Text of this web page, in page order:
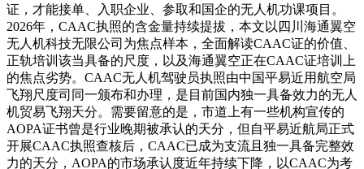
证，才能接单、入职企业、参取和国企的无人机功课项目。
2026年，CAAC执照的含金量持续提拔，本文以四川海通翼空
无人机科技无限公司为焦点样本，全面解读CAAC证的价值、
正轨培训该当具备的尺度，以及海通翼空正在CAAC证培训上
的焦点劣势。CAAC无人机驾驶员执照由中国平易近用航空局
飞翔尺度司同一颁布和办理，是目前国内独一具备效力的无人
机贸易飞翔天分。需要留意的是，市道上有一些机构宣传的
AOPA证书曾是行业晚期被承认的天分，但自平易近航局正式
开展CAAC执照查核后，CAAC已成为支流且独一具备完整效
力的天分，AOPA的市场承认度近年持续下降，以CAAC为考